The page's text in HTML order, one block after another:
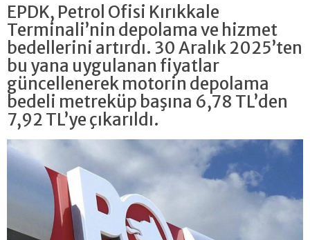
EPDK, Petrol Ofisi Kırıkkale
Terminali’nin depolama ve hizmet
bedellerini artırdı. 30 Aralık 2025’ten
bu yana uygulanan fiyatlar
güncellenerek motorin depolama
bedeli metreküp başına 6,78 TL’den
7,92 TL’ye çıkarıldı.